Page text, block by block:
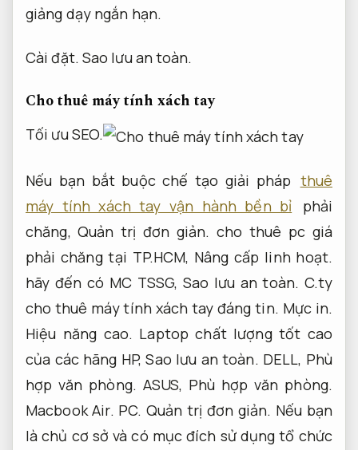
giảng dạy ngắn hạn.
Cài đặt. Sao lưu an toàn.
Cho thuê máy tính xách tay
Tối ưu SEO.
Nếu bạn bắt buộc chế tạo giải pháp thuê
máy tính xách tay vận hành bền bỉ
phải
chăng,Quản trị đơn giản. cho thuê pc giá
phải chăng tại TP.HCM, Nâng cấp linh hoạt.
hãy đến có MC TSSG, Sao lưu an toàn. C.ty
cho thuê máy tính xách tay đáng tin. Mực in.
Hiệu năng cao. Laptop chất lượng tốt cao
của các hãng HP,Sao lưu an toàn. DELL, Phù
hợp văn phòng. ASUS, Phù hợp văn phòng.
Macbook Air. PC. Quản trị đơn giản. Nếu bạn
là chủ cơ sở và có mục đích sử dụng tổ chức